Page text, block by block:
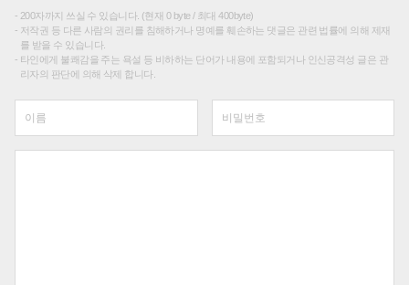
200자까지 쓰실 수 있습니다. (현재 0 byte / 최대 400byte)
저작권 등 다른 사람의 권리를 침해하거나 명예를 훼손하는 댓글은 관련 법률에 의해 제재
를 받을 수 있습니다.
타인에게 불쾌감을 주는 욕설 등 비하하는 단어가 내용에 포함되거나 인신공격성 글은 관
리자의 판단에 의해 삭제 합니다.